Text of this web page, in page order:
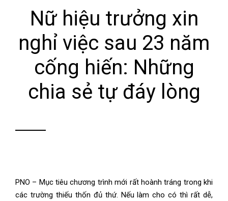
Nữ hiệu trưởng xin
nghỉ việc sau 23 năm
cống hiến: Những
chia sẻ tự đáy lòng
PNO – Mục tiêu chương trình mới rất hoành tráng trong khi
các trường thiếu thốn đủ thứ. Nếu làm cho có thì rất dễ,